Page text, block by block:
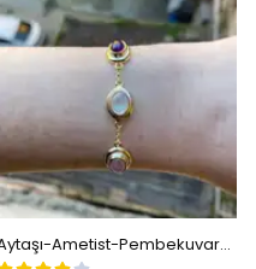
Aytaşı-Ametist-Pembekuvars Gold Gümüş Bileklik